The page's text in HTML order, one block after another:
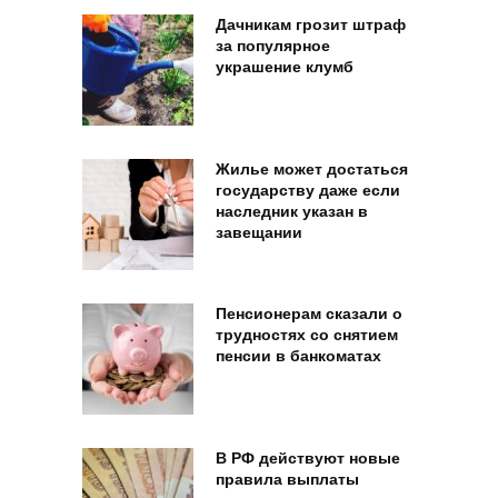
Дачникам грозит штраф
за популярное
украшение клумб
Жилье может достаться
государству даже если
наследник указан в
завещании
Пенсионерам сказали о
трудностях со снятием
пенсии в банкоматах
В РФ действуют новые
правила выплаты